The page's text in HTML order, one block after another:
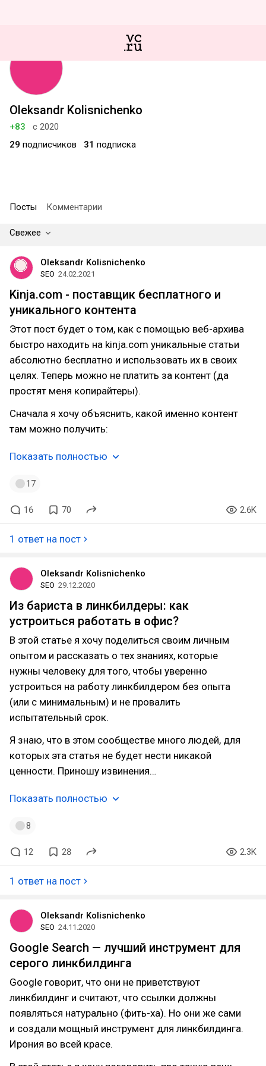
Oleksandr Kolisnichenko
+83
с 2020
29 подписчиков 31 подписка
Посты Комментарии
Свежее
Oleksandr Kolisnichenko
SEO 24.02.2021
Kinja.com - поставщик бесплатного и
уникального контента
Этот пост будет о том, как с помощью веб-архива
быстро находить на kinja.com уникальные статьи
абсолютно бесплатно и использовать их в своих
целях. Теперь можно не платить за контент (да
простят меня копирайтеры).
Сначала я хочу объяснить, какой именно контент
там можно получить:
Показать полностью
17
16 70 2.6K
1 ответ на пост
Oleksandr Kolisnichenko
SEO 29.12.2020
Из бариста в линкбилдеры: как
устроиться работать в офис?
В этой статье я хочу поделиться своим личным
опытом и рассказать о тех знаниях, которые
нужны человеку для того, чтобы уверенно
устроиться на работу линкбилдером без опыта
(или с минимальным) и не провалить
испытательный срок.
Я знаю, что в этом сообществе много людей, для
которых эта статья не будет нести никакой
ценности. Приношу извинения…
Показать полностью
8
12 28 2.3K
1 ответ на пост
Oleksandr Kolisnichenko
SEO 24.11.2020
Google Search — лучший инструмент для
серого линкбилдинга
Google говорит, что они не приветствуют
линкбилдинг и считают, что ссылки должны
появляться натурально (фить-ха). Но они же сами
и создали мощный инструмент для линкбилдинга.
Ирония во всей красе.